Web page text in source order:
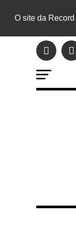
O site da